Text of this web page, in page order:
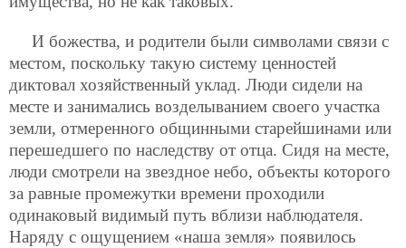
И божества, и родители были символами связи с
местом, поскольку такую систему ценностей
диктовал хозяйственный уклад. Люди сидели на
месте и занимались возделыванием своего участка
земли, отмеренного общинными старейшинами или
перешедшего по наследству от отца. Сидя на месте,
люди смотрели на звездное небо, объекты которого
за равные промежутки времени проходили
одинаковый видимый путь вблизи наблюдателя.
Наряду с ощущением «наша земля» появилось